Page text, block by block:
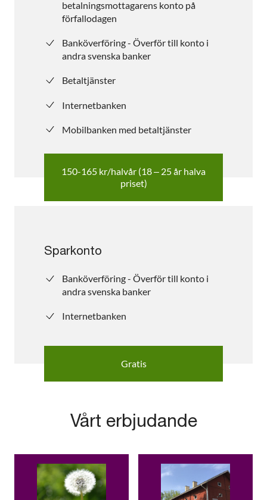
betalningsmottagarens konto på
förfallodagen
Banköverföring - Överför till konto i
andra svenska banker
Betaltjänster
Internetbanken
Mobilbanken med betaltjänster
150-165 kr/halvår (18 – 25 år halva
priset)
Sparkonto
Banköverföring - Överför till konto i
andra svenska banker
Internetbanken
Gratis
Vårt erbjudande